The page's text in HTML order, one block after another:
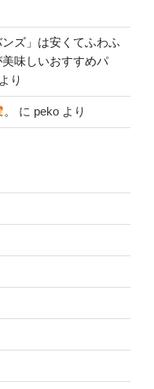
ズ」は安くてふわふ
味しいおすすめパ
より
。 に peko より